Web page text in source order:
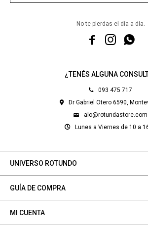
¿TENÉS ALGUNA
093 475 717
Dr Gabriel Otero 6590,
alo@rotundastore.com
Lunes a Viernes de 10 a
UNIVERSO ROTUNDO
GUÍA DE COMPRA
MI CUENTA
No te pierdas el día a día.
  